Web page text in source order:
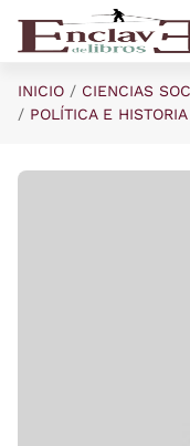
Saltar al contenido
INICIO
CIENCIAS
POLÍTICA E HISTORIA